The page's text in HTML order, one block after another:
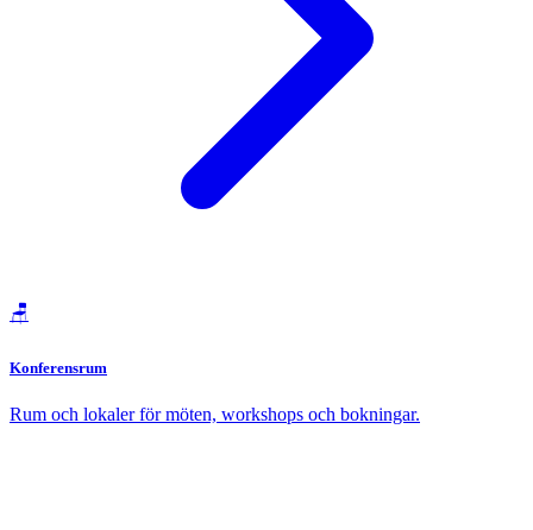
🪑
Konferensrum
Rum och lokaler för möten, workshops och bokningar.